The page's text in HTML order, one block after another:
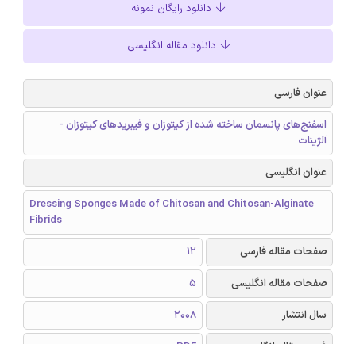
دانلود رایگان نمونه
دانلود مقاله انگلیسی
عنوان فارسی
اسفنج‌های پانسمان ساخته شده از کیتوزان و فیبریدهای کیتوزان -
آلژینات
عنوان انگلیسی
Dressing Sponges Made of Chitosan and Chitosan-Alginate
Fibrids
صفحات مقاله فارسی
12
صفحات مقاله انگلیسی
5
سال انتشار
2008